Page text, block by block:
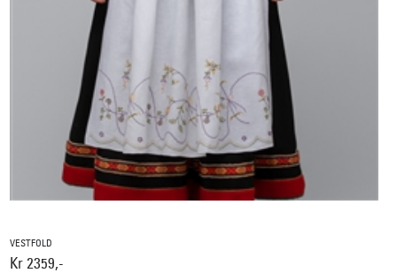
VESTFOLD
Kr 2359,-